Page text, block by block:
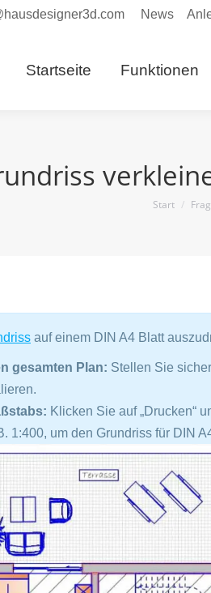
News
Startseite Funktionen
Sie
Start
auf einem DIN A4 Blatt
gesamten Plan: Stellen Sie
Klicken Sie auf „Drucken“
1:400, um den Grundriss für DIN